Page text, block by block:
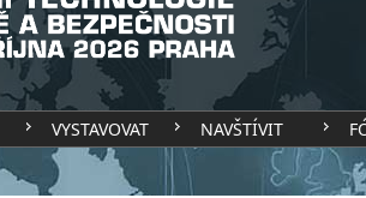
VYSTAVOVAT NAVŠTÍVIT